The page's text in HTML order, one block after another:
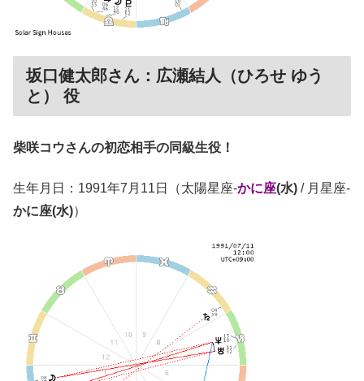
坂口健太郎さん：広瀬結人（ひろせ ゆう
と） 役
柴咲コウさんの初恋相手の同級生役！
生年月日：1991年7月11日（太陽星座-かに座(水) / 月星座-
かに座(水)）